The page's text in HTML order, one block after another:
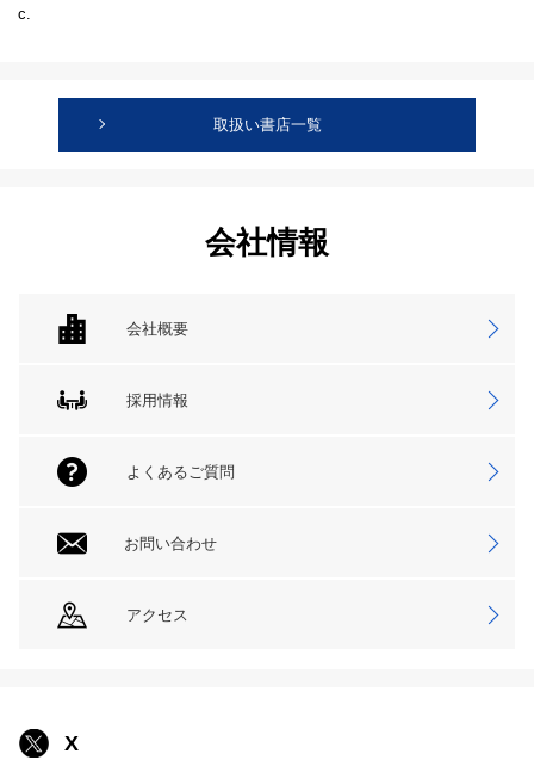
c.
取扱い書店一覧
会社情報
会社概要
採用情報
よくあるご質問
お問い合わせ
アクセス
X